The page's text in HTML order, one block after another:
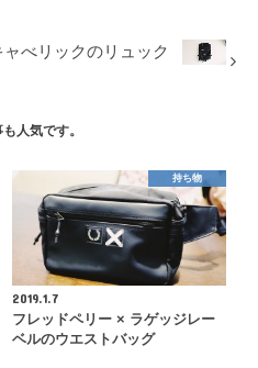
ャべリックのリュック
人気です。
持ち物
2019.1.7
フレッドペリー × ラゲッジレー
ベルのウエストバッグ